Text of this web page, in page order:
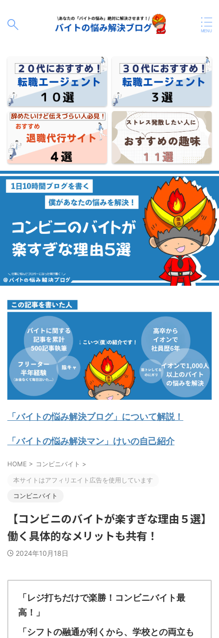
「バイトの悩み解決ブログ」について解説！
「バイトの悩み解決マン」けいの自己紹介
HOME > コンビニバイト >
本サイトはアフィリエイト広告を使用しています
コンビニバイト
【コンビニのバイトが楽すぎな理由５選】
働く具体的なメリットも共有！
2024年10月18日
「レジ打ちだけで楽勝！コンビニバイト最
高！」
「シフトの融通が利くから、学校との両立も